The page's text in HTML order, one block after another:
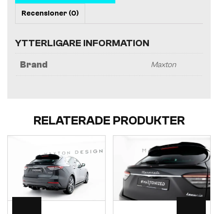
Recensioner (0)
YTTERLIGARE INFORMATION
Brand Maxton
RELATERADE PRODUKTER
Visa Visa